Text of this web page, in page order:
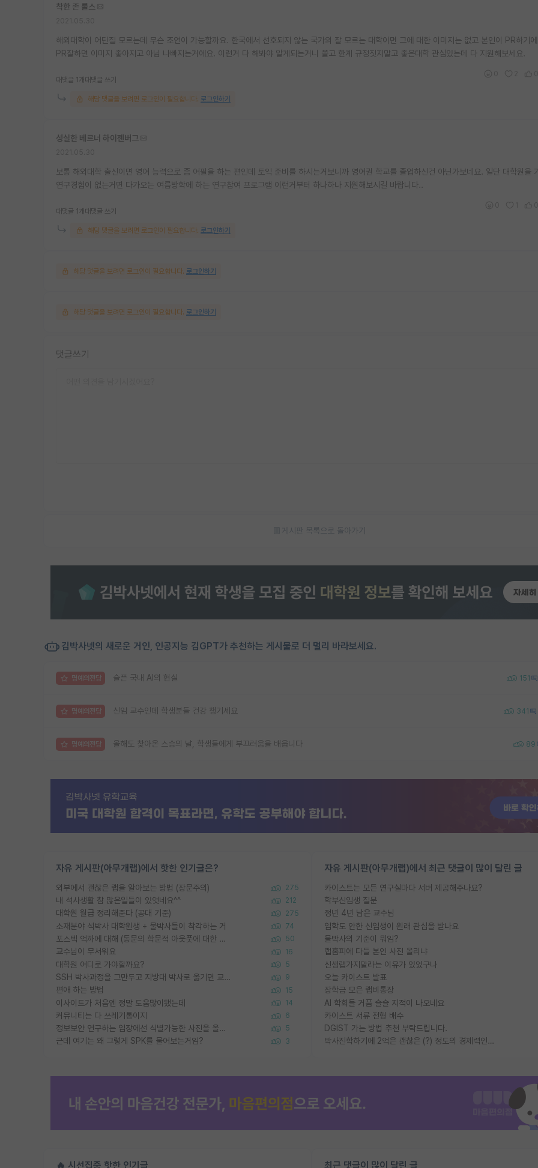
착한 존 롤스
해외대학이 어딘질 모르는데 무슨 조언이 가능할까요. 한국에서 선호되지 않는 국가의 잘 모르는 대학이면 그에 대한 이미지는 없고 본인이 PR하기
PR잘하면 이미지 좋아지고 아님 나빠지는거에요. 이런거 다 해봐야 알게되는거니 쫄고 한계 규정짓지말고 좋은대학 관심있는데 다 지원해보세요.
대댓글 1개 대댓글 쓰기
해당 댓글을 보려면 로그인이 필요합니다. 로그인하기
성실한 베르너 하이젠버그
보통 해외대학 출신이면 영어 능력으로 좀 어필을 하는 편인데 토익 준비를 하시는거보니까 영어권 학교를 졸업하신건 아닌가보네요. 일단 대학원을
연구경험이 없는거면 다가오는 여름방학에 하는 연구참여 프로그램 이런거부터 하나하나 지원해보시길 바랍니다..
대댓글 1개 대댓글 쓰기
해당 댓글을 보려면 로그인이 필요합니다. 로그인하기
해당 댓글을 보려면 로그인이 필요합니다. 로그인하기
해당 댓글을 보려면 로그인이 필요합니다. 로그인하기
댓글쓰기
게시판 목록으로 돌아가기
김박사넷의 새로운 거인, 인공지능 김GPT가 추천하는 게시물로 더 멀리 바라보세요.
명예의전당 슬픈 국내 AI의 현실 151
명예의전당 신임 교수인데 학생분들 건강 챙기세요 341
명예의전당 올해도 찾아온 스승의 날, 학생들에게 부끄러움을 배웁니다 89
자유 게시판(아무개랩)에서 핫한 인기글은?
외부에서 괜찮은 랩을 알아보는 방법 (장문주의) 275
내 석사생활 참 많은일들이 있엇네요^^ 212
대학원 월급 정리해준다 (공대 기준) 275
소재분야 석박사 대학원생 + 물박사들이 착각하는 거 74
포스텍 억까에 대해 (동문의 학문적 아웃풋에 대한 반박) 50
교수님이 무서워요 16
대학원 어디로 가야할까요? 5
SSH 박사과정을 그만두고 지방대 박사로 옮기면 교수의 꿈은 끝일까요? 9
편애 하는 방법 15
이사이트가 처음엔 정말 도움많이됐는데 14
커뮤니티는 다 쓰레기통이지 6
정보보안 연구하는 입장에선 식별가능한 사진을 올리는건 비추이긴함 5
근데 여기는 왜 그렇게 SPK를 물어보는거임? 3
자유 게시판(아무개랩)에서 최근 댓글이 많이 달린 글
카이스트는 모든 연구실마다 서버 제공해주나요?
학부신입생 질문
정년 4년 남은 교수님
입학도 안한 신입생이 원래 관심을 받나요
물박사의 기준이 뭐임?
랩홈피에 다들 본인 사진 올리냐
신생랩가지말라는 이유가 있었구나
오늘 카이스트 발표
장학금 모은 랩비통장
AI 학회들 거품 슬슬 지적이 나오네요
카이스트 서류 전형 배수
DGIST 가는 방법 추천 부탁드립니다.
박사진학하기에 2억은 괜찮은 (?) 정도의 경제력인가요
🔥 시선집중 핫한 인기글 최근 댓글이 많이 달린 글